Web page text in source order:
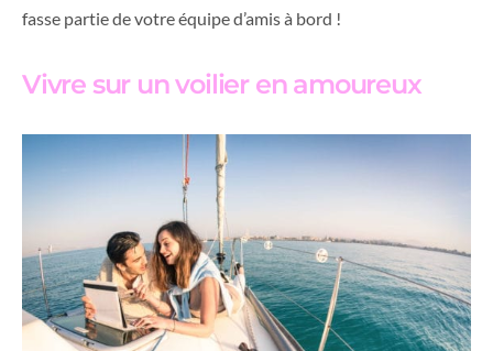
fasse partie de votre équipe d’amis à bord !
Vivre sur un voilier en amoureux